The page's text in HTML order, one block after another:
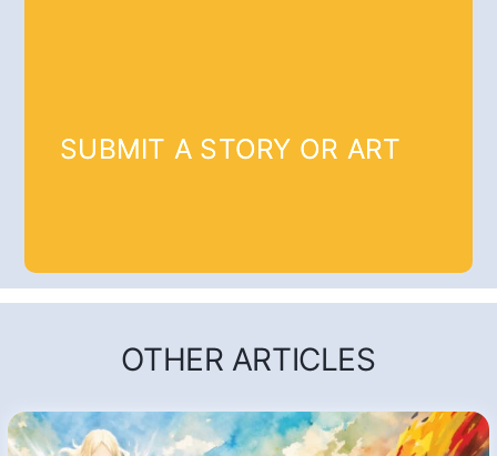
SUBMIT A STORY OR ART
OTHER ARTICLES